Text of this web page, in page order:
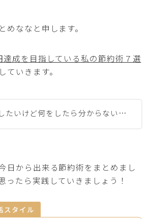
めななと申します。
達成を目指している私の節約術７選
ていきます。
たいけど何をしたら分からない…
日から出来る節約術をまとめまし
ったら実践していきましょう！
スタイル